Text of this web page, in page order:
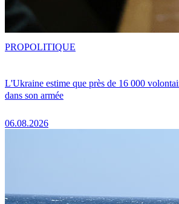
L'Ukraine estime que près de 16 000
dans son armée
06.08.2026
PROPOLITIQUE